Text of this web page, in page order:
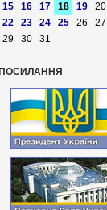
15
16 17 18 19 20
22
23 24 25 26 27
29
30 31
ПОСИЛАННЯ